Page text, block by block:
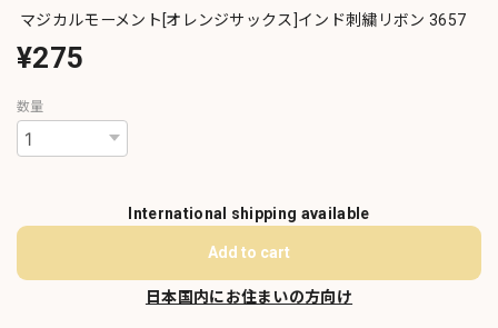
マジカルモーメント[オレンジサックス]インド刺繍リボン 3657
¥275
数量
International shipping available
Add to cart
日本国内にお住まいの方向け